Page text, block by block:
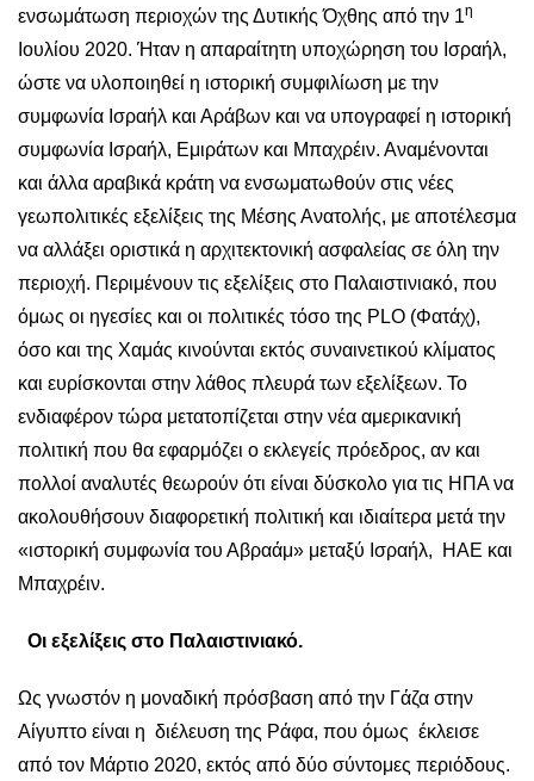
ενσωμάτωση περιοχών της Δυτικής Όχθης από την 1η
Ιουλίου 2020. Ήταν η απαραίτητη υποχώρηση του Ισραήλ,
ώστε να υλοποιηθεί η ιστορική συμφιλίωση με την
συμφωνία Ισραήλ και Αράβων και να υπογραφεί η ιστορική
συμφωνία Ισραήλ, Εμιράτων και Μπαχρέιν. Αναμένονται
και άλλα αραβικά κράτη να ενσωματωθούν στις νέες
γεωπολιτικές εξελίξεις της Μέσης Ανατολής, με αποτέλεσμα
να αλλάξει οριστικά η αρχιτεκτονική ασφαλείας σε όλη την
περιοχή. Περιμένουν τις εξελίξεις στο Παλαιστινιακό, που
όμως οι ηγεσίες και οι πολιτικές τόσο της PLO (Φατάχ),
όσο και της Χαμάς κινούνται εκτός συναινετικού κλίματος
και ευρίσκονται στην λάθος πλευρά των εξελίξεων. Το
ενδιαφέρον τώρα μετατοπίζεται στην νέα αμερικανική
πολιτική που θα εφαρμόζει ο εκλεγείς πρόεδρος, αν και
πολλοί αναλυτές θεωρούν ότι είναι δύσκολο για τις ΗΠΑ να
ακολουθήσουν διαφορετική πολιτική και ιδιαίτερα μετά την
«ιστορική συμφωνία του Αβραάμ» μεταξύ Ισραήλ, ΗΑΕ και
Μπαχρέιν.
Οι εξελίξεις στο Παλαιστινιακό.
Ως γνωστόν η μοναδική πρόσβαση από την Γάζα στην
Αίγυπτο είναι η διέλευση της Ράφα, που όμως έκλεισε
από τον Μάρτιο 2020, εκτός από δύο σύντομες περιόδους.